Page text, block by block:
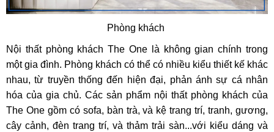
Phòng khách
Nội thất phòng khách The One là không gian chính trong
một gia đình. Phòng khách có thể có nhiều kiểu thiết kế khác
nhau, từ truyền thống đến hiện đại, phản ánh sự cá nhân
hóa của gia chủ. Các sản phẩm nội thất phòng khách của
The One gồm có sofa, bàn trà, và kệ trang trí, tranh, gương,
cây cảnh, đèn trang trí, và thảm trải sàn...với kiểu dáng và